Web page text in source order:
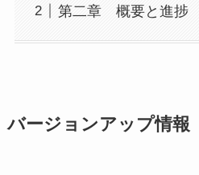
第二章 概要と進捗
バージョンアップ情報